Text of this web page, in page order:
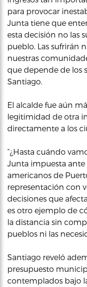
para provocar
Junta tiene que
esta decisión no las
pueblo. Las sufrirán
nuestras
que depende de los
Santiago.
El alcalde fue aún
legitimidad de otra
directamente a los
“¿Hasta cuándo
Junta impuesta ante
americanos de
representación con
decisiones que
es otro ejemplo de
la distancia sin
pueblos ni las
Santiago reveló
presupuesto
contemplados bajo